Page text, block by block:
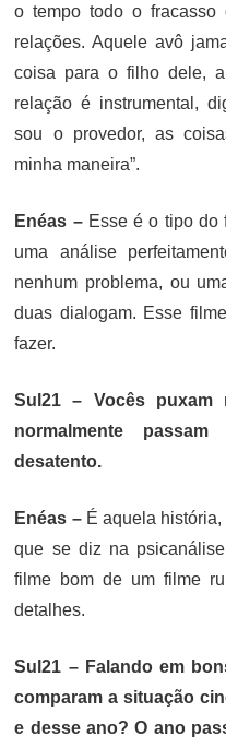
o tempo todo o fracasso
relações. Aquele avô
coisa para o filho dele,
relação é instrumental,
sou o provedor, as
minha maneira”.
Enéas – Esse é o tipo do
uma análise
nenhum problema, ou
duas dialogam. Esse
fazer.
Sul21 –
Vocês puxam
normalmente
desatento.
Enéas –É aquela história,
que se diz na
filme bom de um filme
detalhes.
Sul21 – Falando em
comparam a situação
e desse ano? O ano